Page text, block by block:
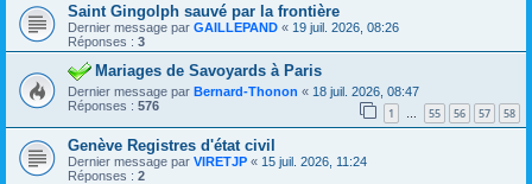
Saint Gingolph sauvé par la frontière
Dernier message par GAILLEPAND « 19 juil. 2026, 08:26
Réponses : 3
Mariages de Savoyards à Paris
Dernier message par Bernard-Thonon « 18 juil. 2026, 08:47
Réponses : 576 1 … 55 56 57 58
Genève Registres d'état civil
Dernier message par VIRETJP « 15 juil. 2026, 11:24
Réponses : 2